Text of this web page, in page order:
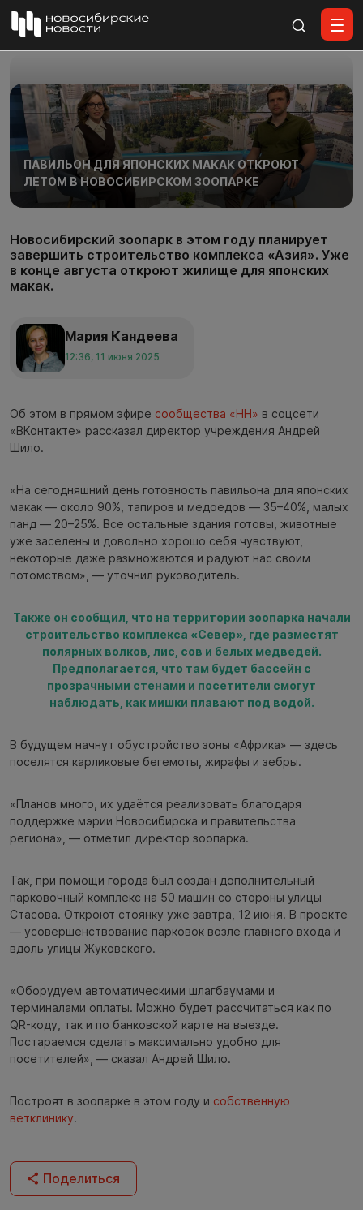
ПАВИЛЬОН ДЛЯ ЯПОНСКИХ МАКАК ОТКРОЮТ
ЛЕТОМ В НОВОСИБИРСКОМ ЗООПАРКЕ
Новосибирский зоопарк в этом году планирует
завершить строительство комплекса «Азия». Уже
в конце августа откроют жилище для японских
макак.
Мария Кандеева
12:36, 11 июня 2025
Об этом в прямом эфире сообщества «НН» в соцсети
«ВКонтакте» рассказал директор учреждения Андрей
Шило.
«На сегодняшний день готовность павильона для японских
макак — около 90%, тапиров и медоедов — 35–40%, малых
панд — 20–25%. Все остальные здания готовы, животные
уже заселены и довольно хорошо себя чувствуют,
некоторые даже размножаются и радуют нас своим
потомством», — уточнил руководитель.
Также он сообщил, что на территории зоопарка начали
строительство комплекса «Север», где разместят
полярных волков, лис, сов и белых медведей.
Предполагается, что там будет бассейн с
прозрачными стенами и посетители смогут
наблюдать, как мишки плавают под водой.
В будущем начнут обустройство зоны «Африка» — здесь
поселятся карликовые бегемоты, жирафы и зебры.
«Планов много, их удаётся реализовать благодаря
поддержке мэрии Новосибирска и правительства
региона», — отметил директор зоопарка.
Так, при помощи города был создан дополнительный
парковочный комплекс на 50 машин со стороны улицы
Стасова. Откроют стоянку уже завтра, 12 июня. В проекте
— усовершенствование парковок возле главного входа и
вдоль улицы Жуковского.
«Оборудуем автоматическими шлагбаумами и
терминалами оплаты. Можно будет рассчитаться как по
QR-коду, так и по банковской карте на выезде.
Постараемся сделать максимально удобно для
посетителей», — сказал Андрей Шило.
Построят в зоопарке в этом году и собственную
ветклинику.
Поделиться